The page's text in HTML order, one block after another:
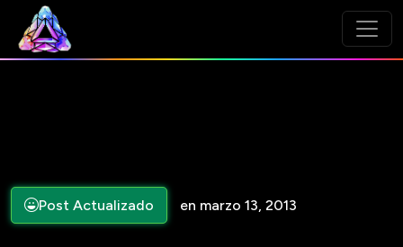
Post Actualizado en marzo 13, 2013